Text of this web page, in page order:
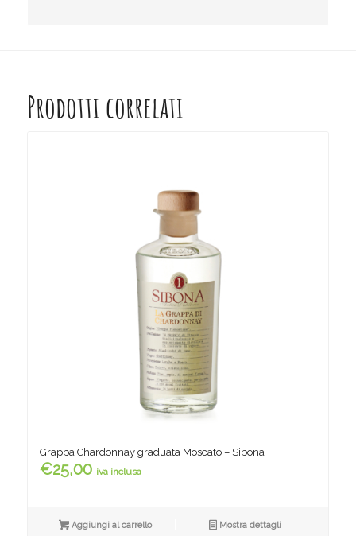
Prodotti correlati
Grappa Chardonnay graduata Moscato – Sibona
€25,00 iva inclusa
Aggiungi al carrello Mostra dettagli